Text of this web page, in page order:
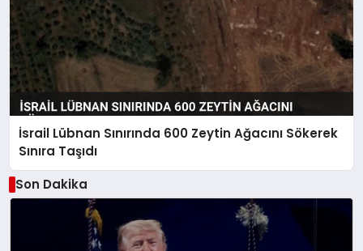
İsrail Lübnan Sınırında 600 Zeytin Ağacını Sökerek
Sınıra Taşıdı
Son Dakika